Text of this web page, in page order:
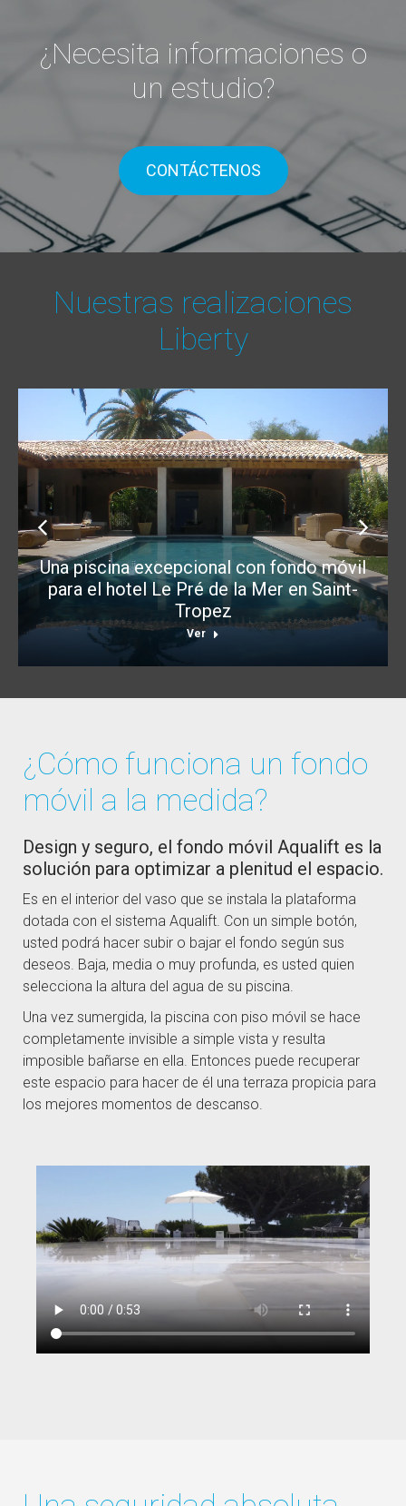
¿Necesita informaciones o
un estudio?
CONTÁCTENOS
Nuestras realizaciones
Liberty
Una piscina excepcional con fondo móvil
para el hotel Le Pré de la Mer en Saint-
Tropez
Ver
¿Cómo funciona un fondo
móvil a la medida?
Design y seguro, el fondo móvil Aqualift es la
solución para optimizar a plenitud el espacio.
Es en el interior del vaso que se instala la plataforma
dotada con el sistema Aqualift. Con un simple botón,
usted podrá hacer subir o bajar el fondo según sus
deseos. Baja, media o muy profunda, es usted quien
selecciona la altura del agua de su piscina.
Una vez sumergida, la piscina con piso móvil se hace
completamente invisible a simple vista y resulta
imposible bañarse en ella. Entonces puede recuperar
este espacio para hacer de él una terraza propicia para
los mejores momentos de descanso.